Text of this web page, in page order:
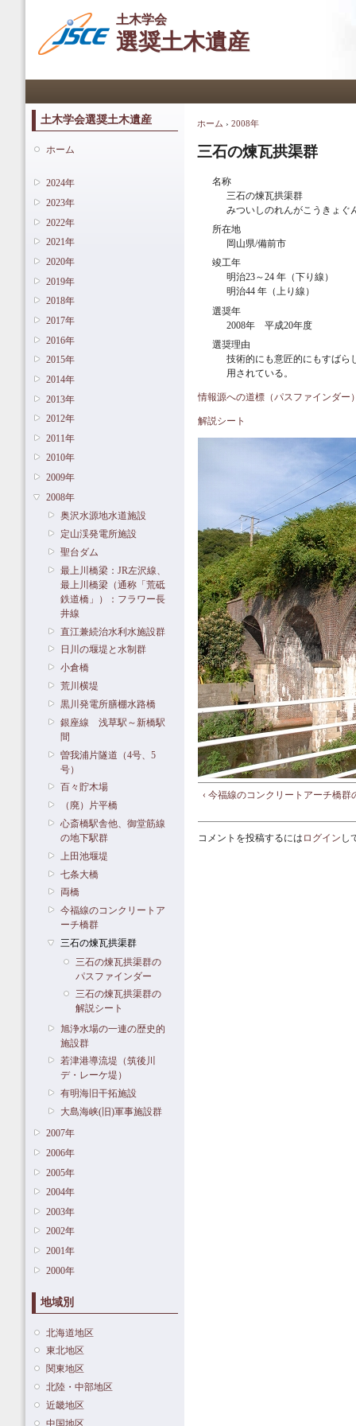
土木学会
選奨土木遺産
土木学会選奨土木遺産
ホーム
2024年
2023年
2022年
2021年
2020年
2019年
2018年
2017年
2016年
2015年
2014年
2013年
2012年
2011年
2010年
2009年
2008年
奥沢水源地水道施設
定山渓発電所施設
聖台ダム
最上川橋梁：JR左沢線、
最上川橋梁（通称「荒砥
鉄道橋」）：フラワー長
井線
直江兼続治水利水施設群
日川の堰堤と水制群
小倉橋
荒川横堤
黒川発電所膳棚水路橋
銀座線 浅草駅～新橋駅
間
曽我浦片隧道（4号、5
号）
百々貯木場
（廃）片平橋
心斎橋駅舎他、御堂筋線
の地下駅群
上田池堰堤
七条大橋
両橋
今福線のコンクリートア
ーチ橋群
三石の煉瓦拱渠群
三石の煉瓦拱渠群の
パスファインダー
三石の煉瓦拱渠群の
解説シート
旭浄水場の一連の歴史的
施設群
若津港導流堤（筑後川
デ・レーケ堤）
有明海旧干拓施設
大島海峡(旧)軍事施設群
2007年
2006年
2005年
2004年
2003年
2002年
2001年
2000年
地域別
北海道地区
東北地区
関東地区
北陸・中部地区
近畿地区
中国地区
現在地
ホーム › 2008年
三石の煉瓦拱渠群
名称
三石の煉瓦拱渠群
みついしのれんがこうきょぐ
所在地
岡山県/備前市
竣工年
明治23～24 年（下り線）
明治44 年（上り線）
選奨年
2008年 平成20年度
選奨理由
技術的にも意匠的にもすばら
用されている。
情報源への道標（パスファインダー
解説シート
‹ 今福線のコンクリートアーチ橋群
コメントを投稿するには ログイン し